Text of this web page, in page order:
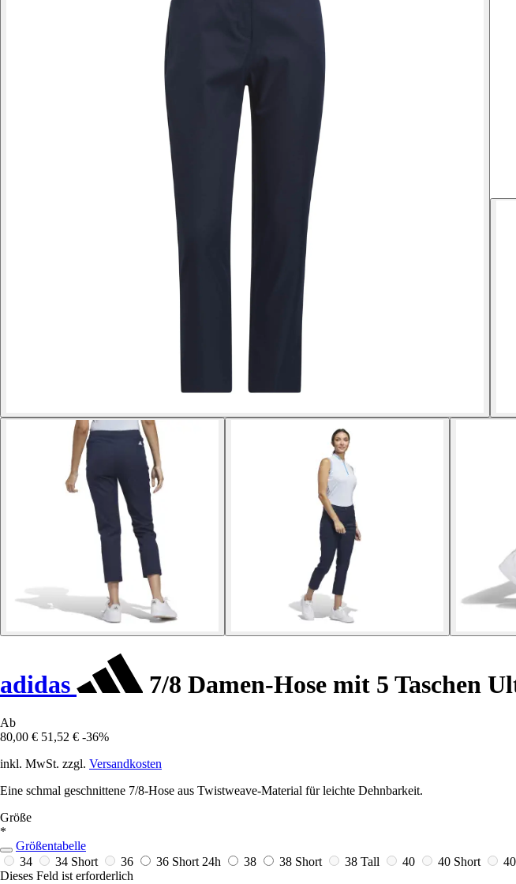
adidas 7/8 Damen-Hose mit 5 Taschen
Ab
80,00 € 51,52 € -36%
inkl. MwSt. zzgl. Versandkosten
Eine schmal geschnittene 7/8-Hose aus Twistweave-Material für leichte Dehnbarkeit.
Größe
*
Größentabelle
34
34 Short 36 36 Short 24h 38 38 Short 38 Tall 40 40 Short
Dieses Feld ist erforderlich